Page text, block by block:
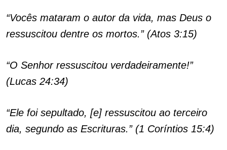
“Vocês mataram o autor da vida, mas Deus o
ressuscitou dentre os mortos.” (Atos 3:15)
“O Senhor ressuscitou verdadeiramente!”
(Lucas 24:34)
“Ele foi sepultado, [e] ressuscitou ao terceiro
dia, segundo as Escrituras.” (1 Coríntios 15:4)